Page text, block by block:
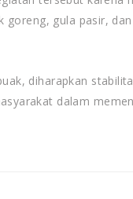
gula pasir,
diharapkan
dalam